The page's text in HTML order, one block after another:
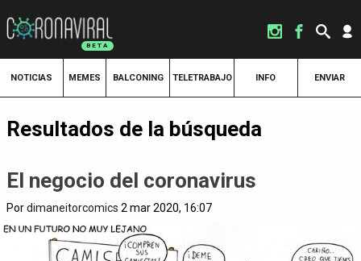
NOTICIAS MEMES BALCONING TELETRABAJO INFO ENVIAR
Resultados de la búsqueda
El negocio del coronavirus
Pordimaneitorcomics 2 mar 2020, 16:07